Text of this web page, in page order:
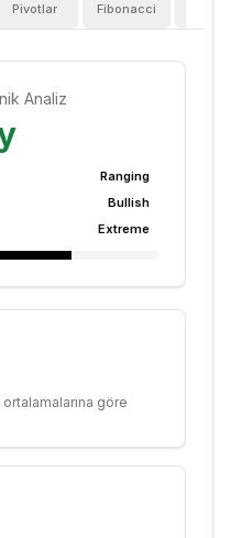
Pivotlar Fibonacci
Analiz
Ranging
Bullish
Extreme
göre